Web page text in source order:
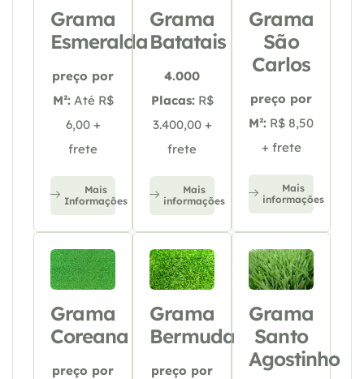
Grama
Esmeralda
preço por
M²: Até R$
6,00 +
frete
Mais
Informações
Grama
Batatais
4.000
Placas: R$
3.400,00 +
frete
Mais
informações
Grama
São
Carlos
preço por
M²: R$ 8,50
+ frete
Mais
informações
Grama
Coreana
preço por
Grama
Bermuda
preço por
Grama
Santo
Agostinho